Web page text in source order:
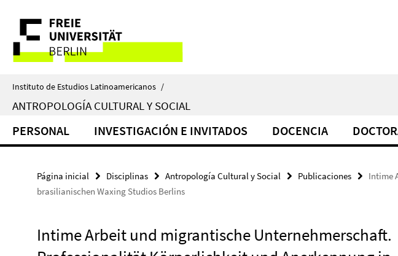
direkt
Inhalt
Herramientas
de
navegación
Instituto de Estudios Latinoamericanos /
ANTROPOLOGÍA CULTURAL Y SOCIAL
PERSONAL INVESTIGACIÓN E INVITADOS DOCENCIA
Página inicial Disciplinas Antropología Cultural y Social Publicaciones
Intime
brasilianischen Waxing Studios Berlins
Intime Arbeit und migrantische Unternehmerschaft.